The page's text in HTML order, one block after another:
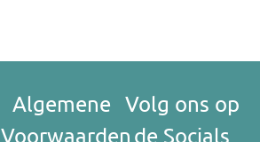
Algemene
Voorwaarden
Volg ons op
de Socials